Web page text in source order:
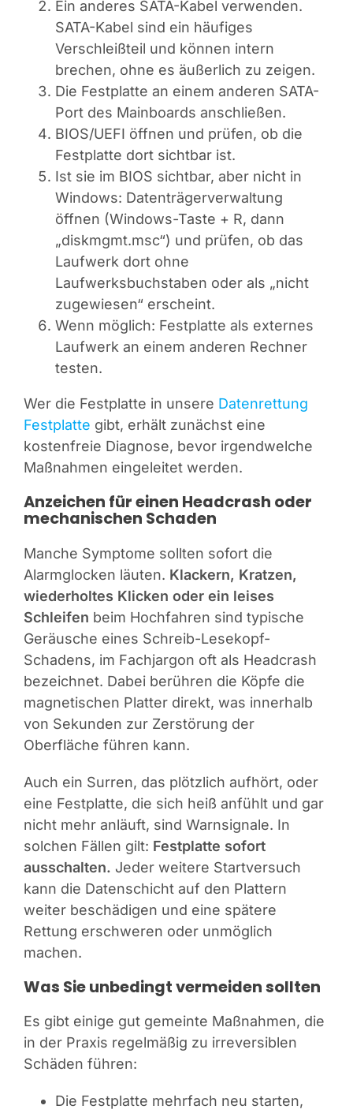
Ein anderes SATA-Kabel verwenden.
SATA-Kabel sind ein häufiges
Verschleißteil und können intern
brechen, ohne es äußerlich zu zeigen.
Die Festplatte an einem anderen SATA-
Port des Mainboards anschließen.
BIOS/UEFI öffnen und prüfen, ob die
Festplatte dort sichtbar ist.
Ist sie im BIOS sichtbar, aber nicht in
Windows: Datenträgerverwaltung
öffnen (Windows-Taste + R, dann
„diskmgmt.msc“) und prüfen, ob das
Laufwerk dort ohne
Laufwerksbuchstaben oder als „nicht
zugewiesen“ erscheint.
Wenn möglich: Festplatte als externes
Laufwerk an einem anderen Rechner
testen.
Wer die Festplatte in unsere Datenrettung
Festplatte gibt, erhält zunächst eine
kostenfreie Diagnose, bevor irgendwelche
Maßnahmen eingeleitet werden.
Anzeichen für einen Headcrash oder
mechanischen Schaden
Manche Symptome sollten sofort die
Alarmglocken läuten. Klackern, Kratzen,
wiederholtes Klicken oder ein leises
Schleifen beim Hochfahren sind typische
Geräusche eines Schreib-Lesekopf-
Schadens, im Fachjargon oft als Headcrash
bezeichnet. Dabei berühren die Köpfe die
magnetischen Platter direkt, was innerhalb
von Sekunden zur Zerstörung der
Oberfläche führen kann.
Auch ein Surren, das plötzlich aufhört, oder
eine Festplatte, die sich heiß anfühlt und gar
nicht mehr anläuft, sind Warnsignale. In
solchen Fällen gilt: Festplatte sofort
ausschalten. Jeder weitere Startversuch
kann die Datenschicht auf den Plattern
weiter beschädigen und eine spätere
Rettung erschweren oder unmöglich
machen.
Was Sie unbedingt vermeiden sollten
Es gibt einige gut gemeinte Maßnahmen, die
in der Praxis regelmäßig zu irreversiblen
Schäden führen:
Die Festplatte mehrfach neu starten,